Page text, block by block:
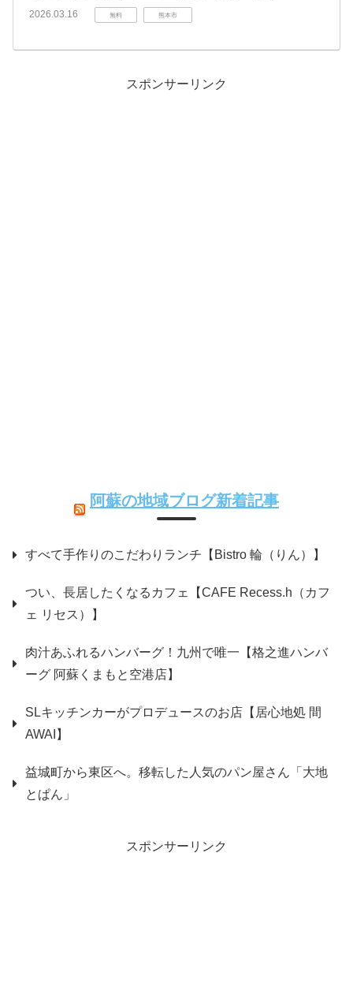
2026.03.16 無料 熊本市
スポンサーリンク
阿蘇の地域ブログ新着記事
すべて手作りのこだわりランチ【Bistro 輪（りん）】
つい、長居したくなるカフェ【CAFE Recess.h（カフ
ェ リセス）】
肉汁あふれるハンバーグ！九州で唯一【格之進ハンバ
ーグ 阿蘇くまもと空港店】
SLキッチンカーがプロデュースのお店【居心地処 間
AWAI】
益城町から東区へ。移転した人気のパン屋さん「大地
とぱん」
スポンサーリンク